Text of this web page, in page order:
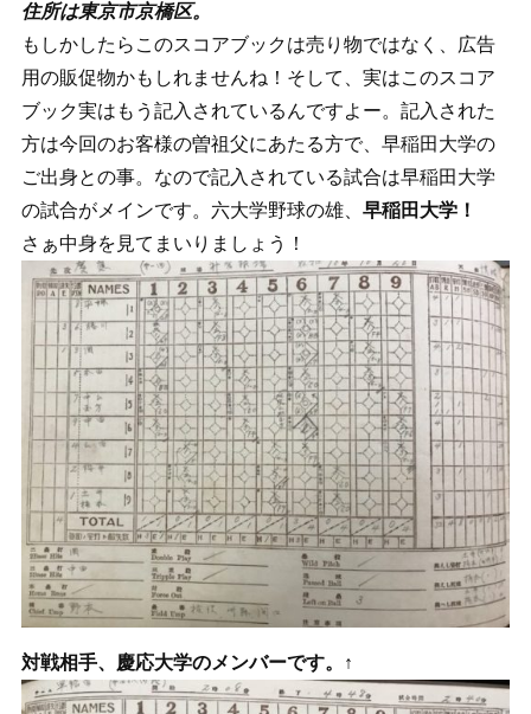
住所は東京市京橋区。
もしかしたらこのスコアブックは売り物ではなく、広告
用の販促物かもしれませんね！そして、実はこのスコア
ブック実はもう記入されているんですよー。記入された
方は今回のお客様の曽祖父にあたる方で、早稲田大学の
ご出身との事。なので記入されている試合は早稲田大学
の試合がメインです。六大学野球の雄、 早稲田大学！
さぁ中身を見てまいりましょう！
対戦相手、慶応大学のメンバーです。↑